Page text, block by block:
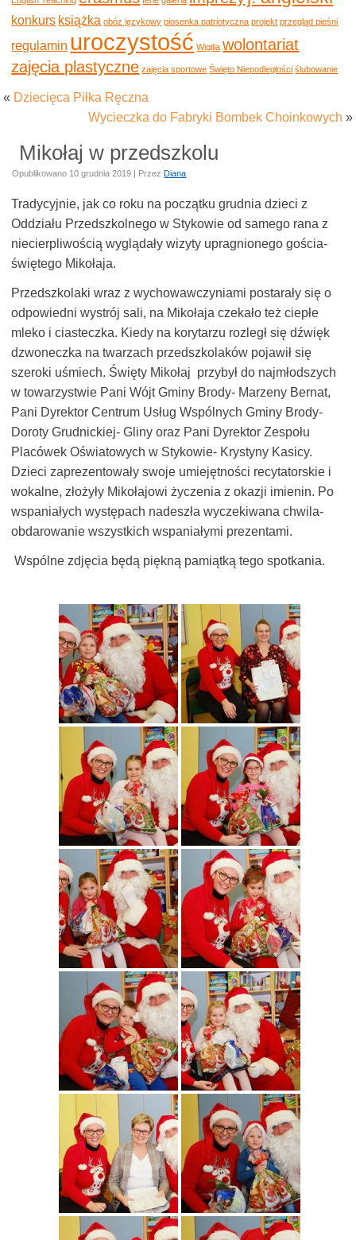
konkurs książka obóz językowy piosenka patriotyczna projekt przegląd pieśni
regulamin uroczystość Wigilia wolontariat
zajęcia plastyczne zajęcia sportowe Święto Niepodległości ślubowanie
« Dziecięca Piłka Ręczna
Wycieczka do Fabryki Bombek Choinkowych »
Mikołaj w przedszkolu
Opublikowano 10 grudnia 2019 | Przez Diana
Tradycyjnie, jak co roku na początku grudnia dzieci z
Oddziału Przedszkolnego w Stykowie od samego rana z
niecierpliwością wyglądały wizyty upragnionego gościa-
świętego Mikołaja.
Przedszkolaki wraz z wychowawczyniami postarały się o
odpowiedni wystrój sali, na Mikołaja czekało też ciepłe
mleko i ciasteczka. Kiedy na korytarzu rozległ się dźwięk
dzwoneczka na twarzach przedszkolaków pojawił się
szeroki uśmiech. Święty Mikołaj przybył do najmłodszych
w towarzystwie Pani Wójt Gminy Brody- Marzeny Bernat,
Pani Dyrektor Centrum Usług Wspólnych Gminy Brody-
Doroty Grudnickiej- Gliny oraz Pani Dyrektor Zespołu
Placówek Oświatowych w Stykowie- Krystyny Kasicy.
Dzieci zaprezentowały swoje umiejętności recytatorskie i
wokalne, złożyły Mikołajowi życzenia z okazji imienin. Po
wspaniałych występach nadeszła wyczekiwana chwila-
obdarowanie wszystkich wspaniałymi prezentami.
Wspólne zdjęcia będą piękną pamiątką tego spotkania.